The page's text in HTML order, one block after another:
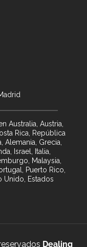
Australia, Austria,
Rica, República
Alemania, Grecia,
Israel, Italia,
Malaysia,
Puerto Rico,
Unido, Estados
Dealing